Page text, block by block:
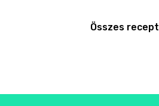
Összes recept